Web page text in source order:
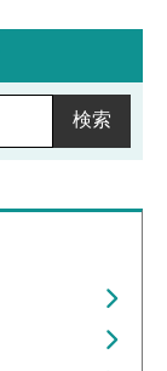
検索